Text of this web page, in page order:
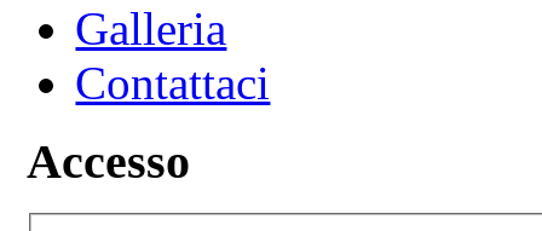
Galleria
Contattaci
Accesso